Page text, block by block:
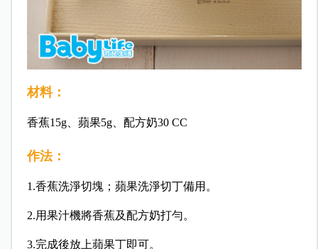
材料：
香蕉15g、蘋果5g、配方奶30 CC
作法：
1.香蕉洗淨切塊；蘋果洗淨切丁備用。
2.用果汁機將香蕉及配方奶打勻。
3.完成後放上蘋果丁即可。